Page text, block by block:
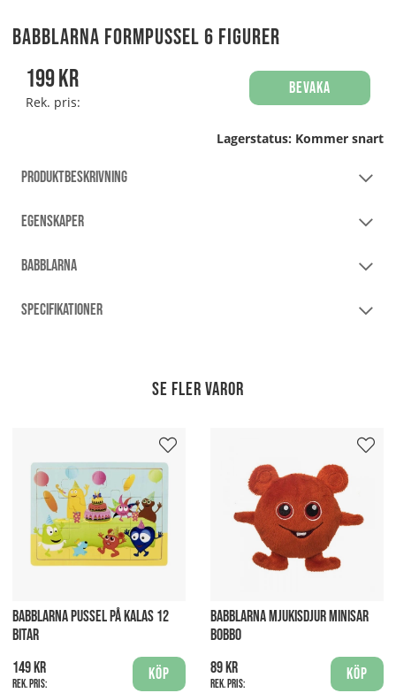
Babblarna Formpussel 6 figurer
199kr
Rek. pris:
Bevaka
Lagerstatus: Kommer snart
PRODUKTBESKRIVNING
EGENSKAPER
BABBLARNA
SPECIFIKATIONER
Se fler varor
BABBLARNA PUSSEL PÅ KALAS 12
BITAR
149 kr
Rek. pris:
Köp
BABBLARNA MJUKISDJUR MINISAR
BOBBO
89 kr
Rek. pris:
Köp